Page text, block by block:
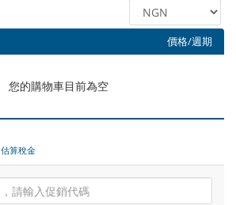
價格/週期
您的購物車目前為空
估算稅金